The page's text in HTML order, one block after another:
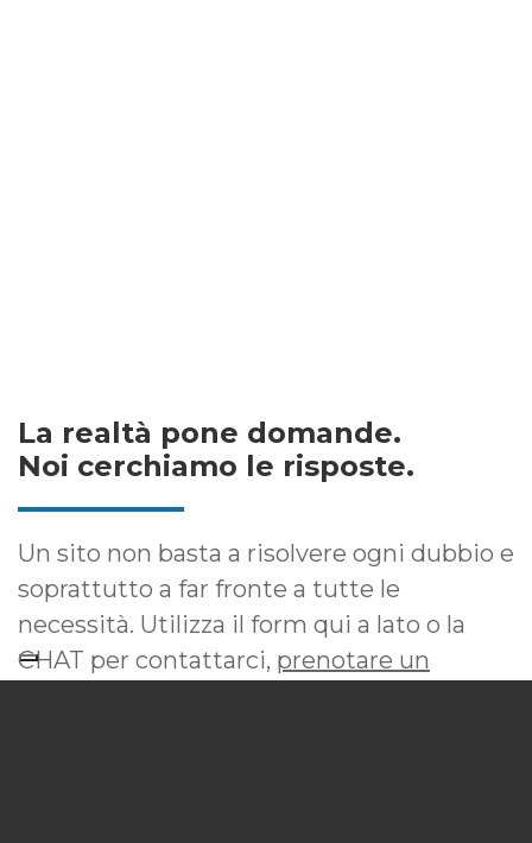
La realtà pone domande.
Noi cerchiamo le risposte.
Un sito non basta a risolvere ogni dubbio e
soprattutto a far fronte a tutte le
necessità. Utilizza il form qui a lato o la
CHAT per contattarci, prenotare un